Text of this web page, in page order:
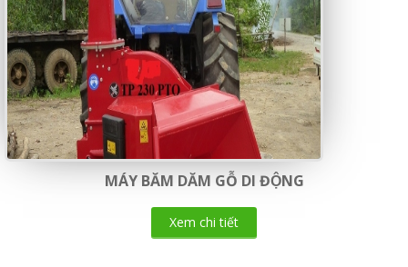
MÁY BĂM DĂM GỖ DI ĐỘNG
Xem chi tiết